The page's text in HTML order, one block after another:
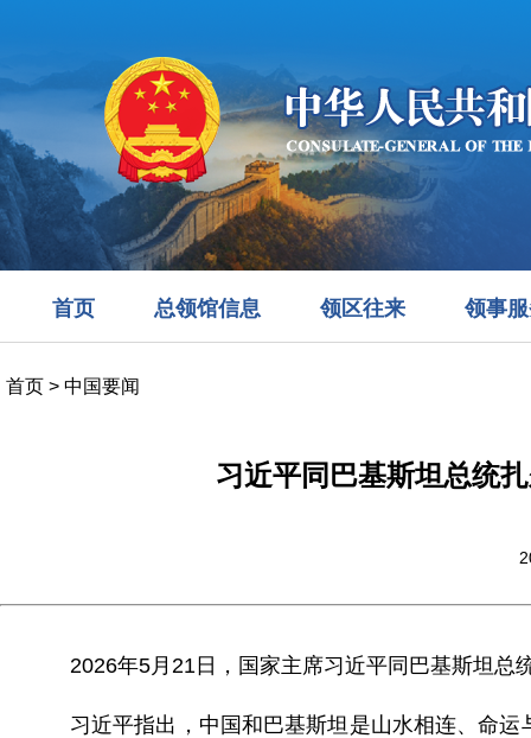
首页 总领馆信息 领区往来 领事
首页 > 中国要闻
习近平同巴基斯坦总统
2026年5月21日，国家主席习近平同巴基斯坦总
习近平指出，中国和巴基斯坦是山水相连、命